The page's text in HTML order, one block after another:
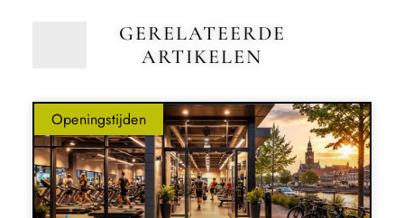
GERELATEERDE
ARTIKELEN
Openingstijden